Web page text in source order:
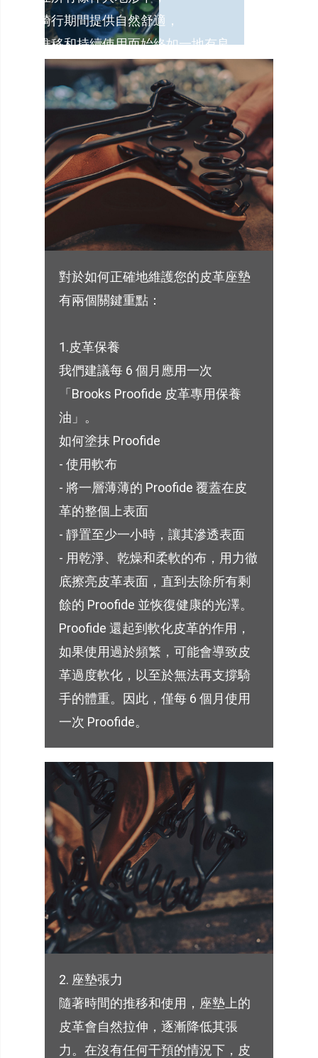
為騎行期間提供自然舒適，
間的推移和持續使用而始終如一地有良
對於如何正確地維護您的皮革座墊
有兩個關鍵重點：
1.皮革保養
我們建議每 6 個月應用一次
「Brooks Proofide 皮革專用保養
油」。
如何塗抹 Proofide
- 使用軟布
- 將一層薄薄的 Proofide 覆蓋在皮
革的整個上表面
- 靜置至少一小時，讓其滲透表面
- 用乾淨、乾燥和柔軟的布，用力徹
底擦亮皮革表面，直到去除所有剩
餘的 Proofide 並恢復健康的光澤。
Proofide 還起到軟化皮革的作用，
如果使用過於頻繁，可能會導致皮
革過度軟化，以至於無法再支撐騎
手的體重。因此，僅每 6 個月使用
一次 Proofide。
2. 座墊張力
隨著時間的推移和使用，座墊上的
皮革會自然拉伸，逐漸降低其張
力。在沒有任何干預的情況下，皮